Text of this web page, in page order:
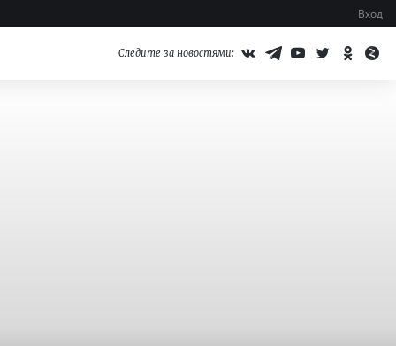
Вход
Следите за новостями: